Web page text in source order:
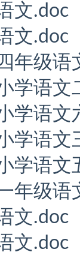
文.doc
文.doc
年级语
学语文
学语文
学语文
学语文
年级语
文.doc
文.doc